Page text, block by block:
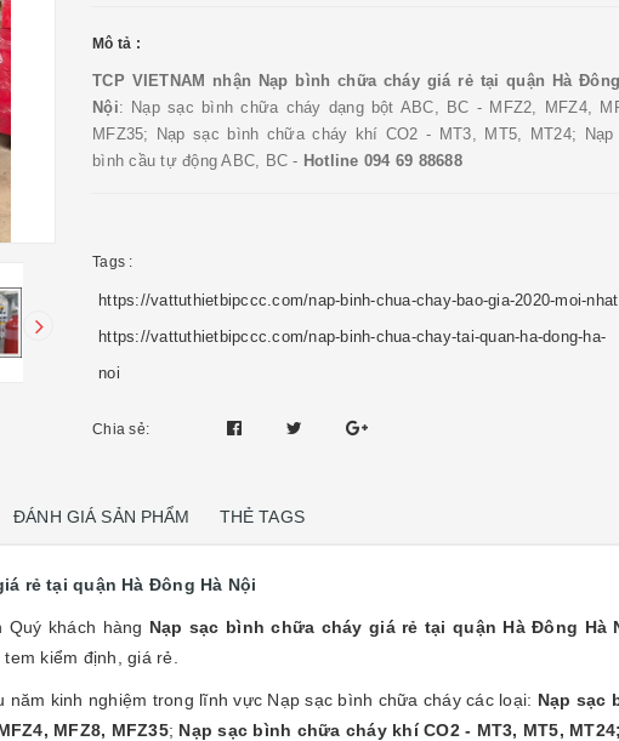
Mô tả :
TCP VIETNAM nhận Nạp bình chữa cháy giá rẻ tại quận Hà
Nội: Nạp sạc bình chữa cháy dạng bột ABC, BC - MFZ2, MFZ4,
MFZ35; Nạp sạc bình chữa cháy khí CO2 - MT3, MT5, MT24; Nạp
bình cầu tự động ABC, BC - Hotline 094 69 88688
Tags :
https://vattuthietbipccc.com/nap-binh-chua-chay-bao-gia-2020-moi-nhat
https://vattuthietbipccc.com/nap-binh-chua-chay-tai-quan-ha-dong-ha-
noi
Chia sẻ:
ĐÁNH GIÁ SẢN PHẨM THẺ TAGS
rẻ tại quận Hà Đông Hà Nội
Quý khách hàng Nạp sạc bình chữa cháy giá rẻ tại quận Hà Đông Hà
kiểm định, giá rẻ.
năm kinh nghiệm trong lĩnh vực Nạp sạc bình chữa cháy các loại: Nạp sạc
MFZ8, MFZ35; Nạp sạc bình chữa cháy khí CO2 - MT3, MT5,